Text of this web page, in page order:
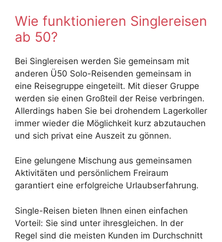
Wie funktionieren Singlereisen
ab 50?
Bei Singlereisen werden Sie gemeinsam mit
anderen Ü50 Solo-Reisenden gemeinsam in
eine Reisegruppe eingeteilt. Mit dieser Gruppe
werden sie einen Großteil der Reise verbringen.
Allerdings haben Sie bei drohendem Lagerkoller
immer wieder die Möglichkeit kurz abzutauchen
und sich privat eine Auszeit zu gönnen.
Eine gelungene Mischung aus gemeinsamen
Aktivitäten und persönlichem Freiraum
garantiert eine erfolgreiche Urlaubserfahrung.
Single-Reisen bieten Ihnen einen einfachen
Vorteil: Sie sind unter ihresgleichen. In der
Regel sind die meisten Kunden im Durchschnitt